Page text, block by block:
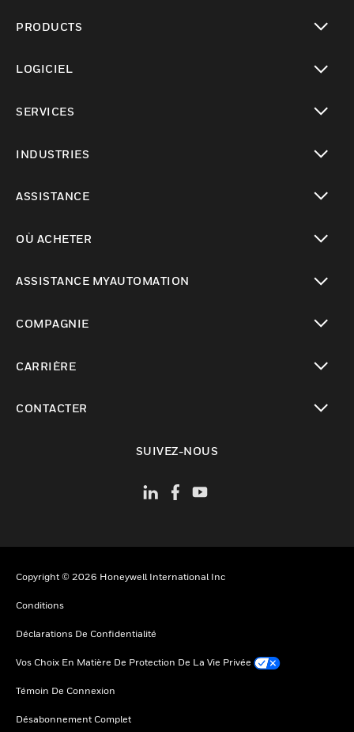
PRODUCTS
LOGICIEL
SERVICES
INDUSTRIES
ASSISTANCE
OÙ ACHETER
ASSISTANCE MYAUTOMATION
COMPAGNIE
CARRIÈRE
CONTACTER
SUIVEZ-NOUS
Copyright © 2026 Honeywell International Inc
Conditions
Déclarations De Confidentialité
Vos Choix En Matière De Protection De La Vie Privée
Témoin De Connexion
Désabonnement Complet